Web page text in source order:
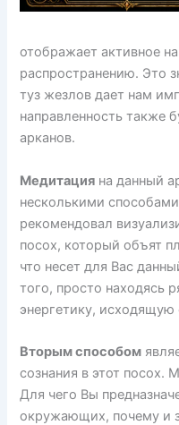
отображает активное
распространению. Это
туз жезлов дает нам
направленность также
арканов.
Медитация на данный
несколькими
рекомендовал
посох, который объят
что несет для Вас
того, просто находясь
энергетику, исходящую
Вторым способом
сознания в этот посох.
Для чего Вы
окружающих, почему и